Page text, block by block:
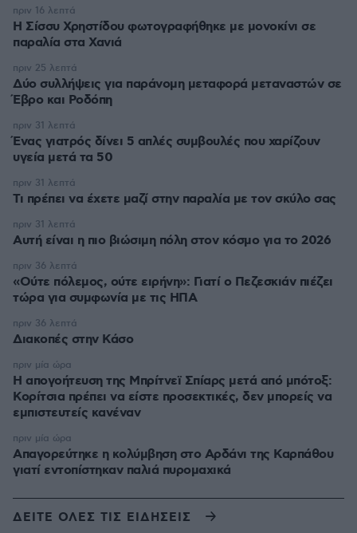
Η Σίσσυ Χρηστίδου φωτογραφήθηκε με μονοκίνι σε
παραλία στα Χανιά
πριν 16 λεπτά
Δύο συλλήψεις για παράνομη μεταφορά μεταναστών σε
Έβρο και Ροδόπη
πριν 25 λεπτά
Ένας γιατρός δίνει 5 απλές συμβουλές που χαρίζουν
υγεία μετά τα 50
πριν 31 λεπτά
Τι πρέπει να έχετε μαζί στην παραλία με τον σκύλο σας
πριν 31 λεπτά
Αυτή είναι η πιο βιώσιμη πόλη στον κόσμο για το 2026
πριν 31 λεπτά
«Ούτε πόλεμος, ούτε ειρήνη»: Γιατί ο Πεζεσκιάν πιέζει
τώρα για συμφωνία με τις ΗΠΑ
πριν 36 λεπτά
Διακοπές στην Κάσο
πριν 36 λεπτά
Η απογοήτευση της Μπρίτνεϊ Σπίαρς μετά από μπότοξ:
Κορίτσια πρέπει να είστε προσεκτικές, δεν μπορείς να
εμπιστευτείς κανέναν
πριν μία ώρα
Απαγορεύτηκε η κολύμβηση στο Αρδάνι της Καρπάθου
γιατί εντοπίστηκαν παλιά πυρομαχικά
πριν μία ώρα
ΔΕΙΤΕ ΟΛΕΣ ΤΙΣ ΕΙΔΗΣΕΙΣ